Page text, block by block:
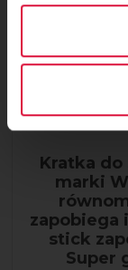
Tort delikatnie
polewą.
Kratka
marki
zapobiega
stick
Super